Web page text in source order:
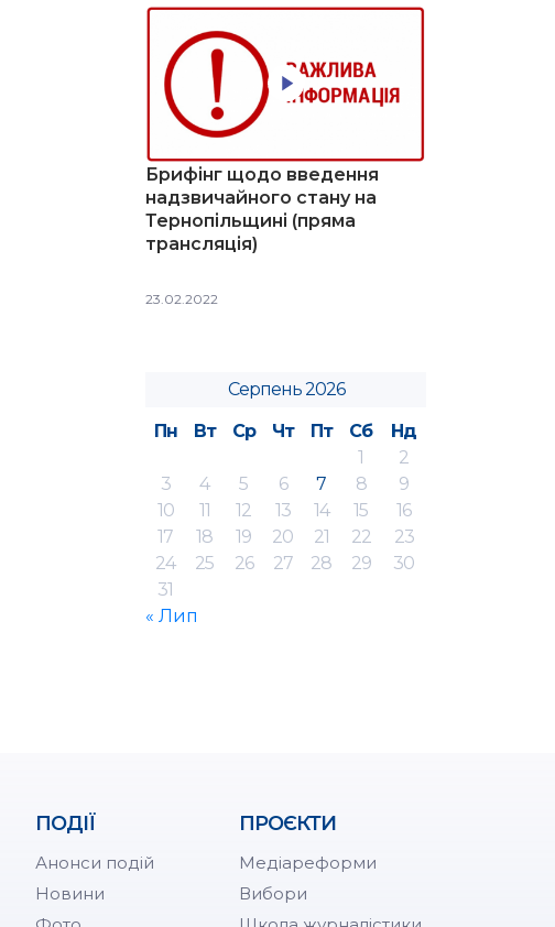
Брифінг щодо введення
надзвичайного стану на
Тернопільщині (пряма
трансляція)
23.02.2022
Серпень 2026
Пн
Вт Ср Чт Пт Сб
Нд
1
2
3
4 5 6 7 8
9
10
11 12 13 14 15
16
17
18 19 20 21 22
23
24
25 26 27 28 29
30
31
« Лип
ПОДІЇ
Анонси подій
Новини
ПРОЄКТИ
Медіареформи
Вибори